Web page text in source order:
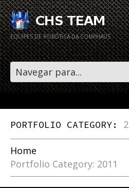
EQUIPES DE ROBÓTICA DA COMPHAUS
PORTFOLIO CATEGORY:
Home
Portfolio Category: 2011